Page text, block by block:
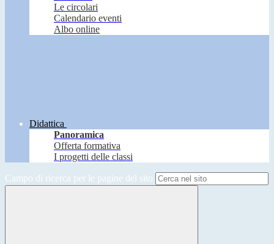
Le circolari
Calendario eventi
Albo online
Didattica
Panoramica
Offerta formativa
I progetti delle classi
Campo di ricerca per le pagine del sito